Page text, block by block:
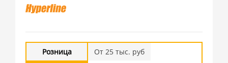
Розница
От 25 тыс. руб